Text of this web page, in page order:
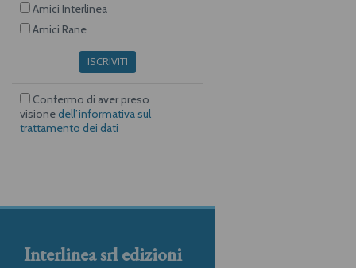
Amici Interlinea
Amici Rane
ISCRIVITI
Confermo di aver preso
visionedell’informativa sul
trattamento dei dati
Interlinea srl edizioni